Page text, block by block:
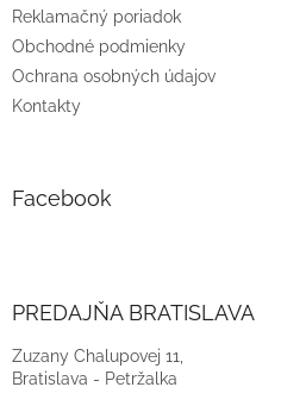
Reklamačný poriadok
Obchodné podmienky
Ochrana osobných údajov
Kontakty
Facebook
PREDAJŇA BRATISLAVA
Zuzany Chalupovej 11,
Bratislava - Petržalka